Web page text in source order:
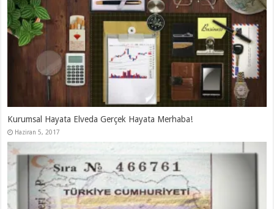
Kurumsal Hayata Elveda Gerçek Hayata Merhaba!
Haziran 5, 2017